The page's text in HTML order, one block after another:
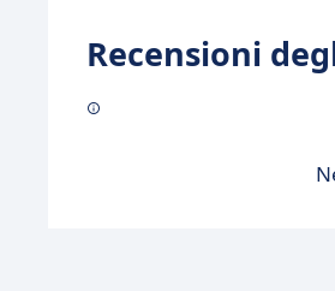
Recensioni